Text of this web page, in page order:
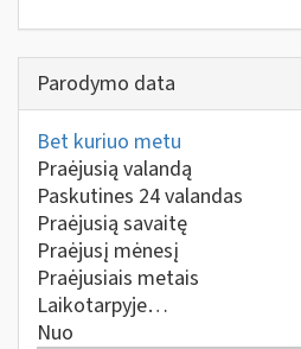
Parodymo data
Bet kuriuo metu
Praėjusią valandą
Paskutines 24 valandas
Praėjusią savaitę
Praėjusį mėnesį
Praėjusiais metais
Laikotarpyje…
Nuo